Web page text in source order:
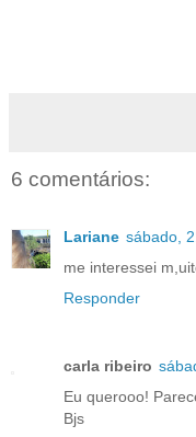
6 comentários:
Lariane sábado,
me interessei
Responder
carla ribeiro
Eu querooo!
Bjs